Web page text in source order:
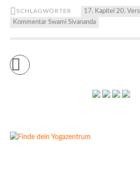
SCHLAGWÖRTER
17. Kapitel 20. Vers
Kommentar Swami Sivananda